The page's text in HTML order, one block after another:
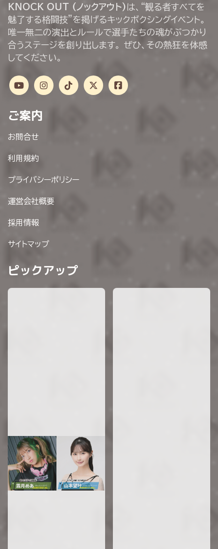
KNOCK OUT (ノックアウト) は、“観る者すべてを
魅了する格闘技”を掲げるキックボクシングイベント。
唯一無二の演出とルールで選手たちの魂がぶつかり
合うステージを創り出します。 ぜひ、その熱狂を体感
してください。
ご案内
お問合せ
利用規約
プライバシーポリシー
運営会社概要
採用情報
サイトマップ
ピックアップ